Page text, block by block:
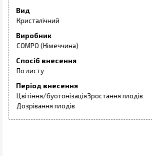
Вид
Кристалічний
Виробник
COMPO (Німеччина)
Спосіб внесення
По листу
Період внесення
Цвітіння/буотонізаціяЗростання плодів
Дозрівання плодів